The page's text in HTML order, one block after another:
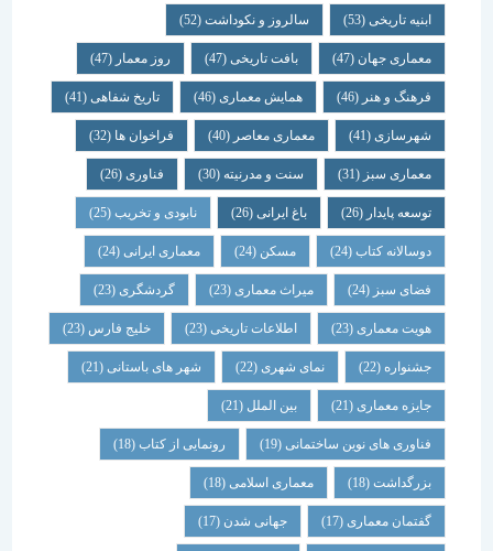
ابنیه تاریخی(53) سالروز و نکوداشت(52)
معماری جهان (47) بافت تاریخی(47) روز معمار(47)
فرهنگ و هنر(46) همایش معماری (46) تاریخ شفاهی (41)
شهرسازی(41) معماری معاصر(40) فراخوان ها (32)
معماری سبز(31) سنت و مدرنیته(30) فناوری (26)
توسعه پایدار(26) باغ ایرانی(26) نابودی و تخریب(25)
دوسالانه کتاب(24) مسکن (24) معماری ایرانی(24)
فضای سبز(24) میراث معماری (23) گردشگری (23)
هویت معماری (23) اطلاعات تاریخی(23) خلیج فارس(23)
جشنواره(22) نمای شهری(22) شهر های باستانی (21)
جایزه معماری (21) بین الملل(21)
فناوری های نوین ساختمانی(19) رونمایی از کتاب (18)
بزرگداشت (18) معماری اسلامی(18)
گفتمان معماری (17) جهانی شدن(17)